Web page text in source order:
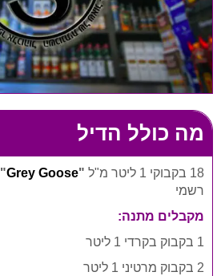
מה כולל הדיל
18 בקבוקי 1 ליטר מ"ל "
Grey Goose
"
רשמי
מקבלים מתנה:
1 בקבוק בקרדי 1 ליטר
2 בקבוק מרטיני 1 ליטר